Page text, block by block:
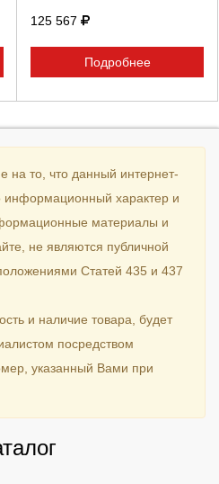
125 567
Подробнее
то, что данный интернет-
информационный характер и
материалы и
не являются публичной
Статей 435 и 437
и наличие товара, будет
посредством
указанный Вами при